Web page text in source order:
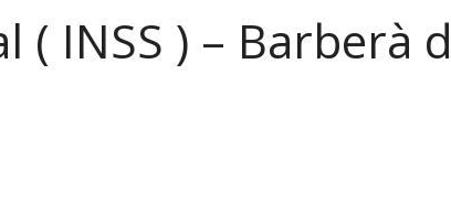
( INSS ) – Barberà